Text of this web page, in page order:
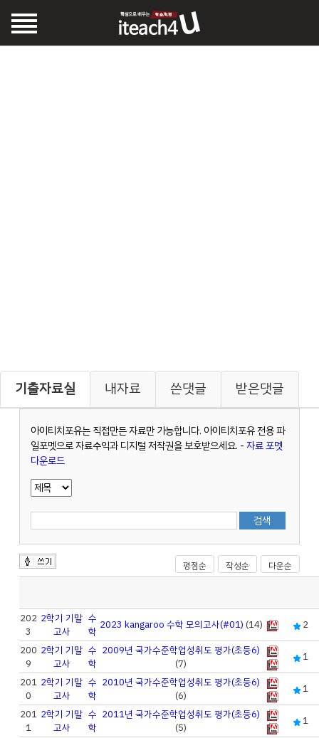
기출자료실 내자료 쓴댓글 받은댓글
아이티치포유는 직접만든 자료만 가능합니다. 아이티치포유 전용 파
일포멧으로 자료수익과 디지털 저작권을 보호받으세요. -자료 포멧
다운로드
평점순 작성순 다운순
202
3
2학기 기말
고사
수
학
2023 kangaroo 수학 모의고사(#01) (14)
2
200
9
2학기 기말
고사
수
학
2009년 국가수준학업성취도 평가(초등6)
(7)
1
201
0
2학기 기말
고사
수
학
2010년 국가수준학업성취도 평가(초등6)
(6)
1
201
1
2학기 기말
고사
수
학
2011년 국가수준학업성취도 평가(초등6)
(5)
1